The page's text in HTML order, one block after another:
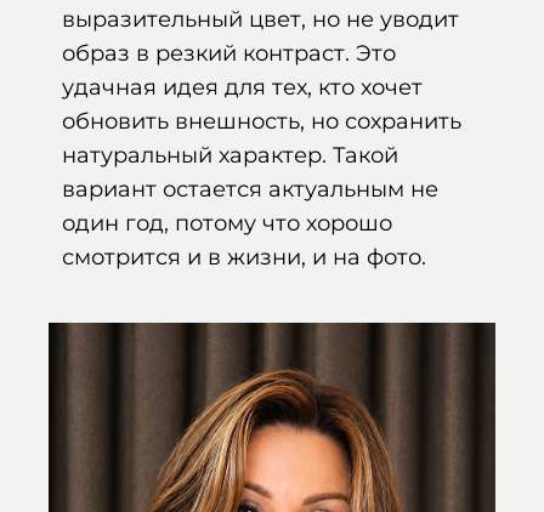
выразительный цвет, но не уводит
образ в резкий контраст. Это
удачная идея для тех, кто хочет
обновить внешность, но сохранить
натуральный характер. Такой
вариант остается актуальным не
один год, потому что хорошо
смотрится и в жизни, и на фото.